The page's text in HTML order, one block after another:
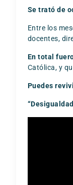
Se trató de
Entre los
docentes,
En total
Católica, y
Puedes